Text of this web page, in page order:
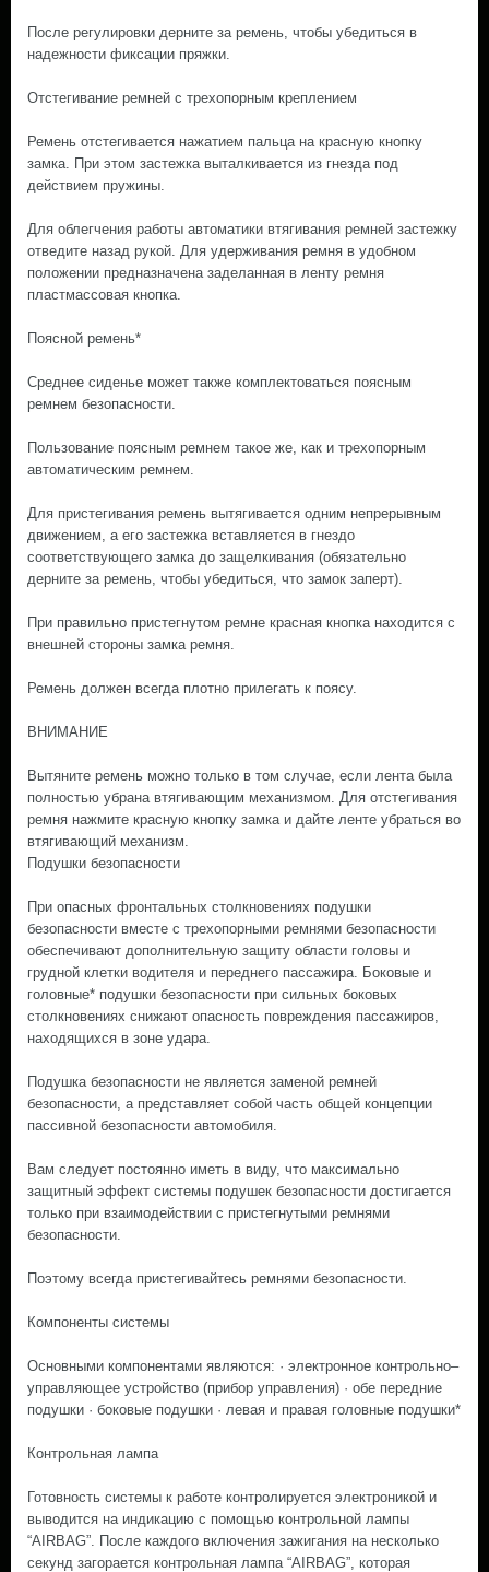
После регулировки дерните за ремень, чтобы убедиться в
надежности фиксации пряжки.
Отстегивание ремней с трехопорным креплением
Ремень отстегивается нажатием пальца на красную кнопку
замка. При этом застежка выталкивается из гнезда под
действием пружины.
Для облегчения работы автоматики втягивания ремней застежку
отведите назад рукой. Для удерживания ремня в удобном
положении предназначена заделанная в ленту ремня
пластмассовая кнопка.
Поясной ремень*
Среднее сиденье может также комплектоваться поясным
ремнем безопасности.
Пользование поясным ремнем такое же, как и трехопорным
автоматическим ремнем.
Для пристегивания ремень вытягивается одним непрерывным
движением, а его застежка вставляется в гнездо
соответствующего замка до защелкивания (обязательно
дерните за ремень, чтобы убедиться, что замок заперт).
При правильно пристегнутом ремне красная кнопка находится с
внешней стороны замка ремня.
Ремень должен всегда плотно прилегать к поясу.
ВНИМАНИЕ
Вытяните ремень можно только в том случае, если лента была
полностью убрана втягивающим механизмом. Для отстегивания
ремня нажмите красную кнопку замка и дайте ленте убраться во
втягивающий механизм.
Подушки безопасности
При опасных фронтальных столкновениях подушки
безопасности вместе с трехопорными ремнями безопасности
обеспечивают дополнительную защиту области головы и
грудной клетки водителя и переднего пассажира. Боковые и
головные* подушки безопасности при сильных боковых
столкновениях снижают опасность повреждения пассажиров,
находящихся в зоне удара.
Подушка безопасности не является заменой ремней
безопасности, а представляет собой часть общей концепции
пассивной безопасности автомобиля.
Вам следует постоянно иметь в виду, что максимально
защитный эффект системы подушек безопасности достигается
только при взаимодействии с пристегнутыми ремнями
безопасности.
Поэтому всегда пристегивайтесь ремнями безопасности.
Компоненты системы
Основными компонентами являются: · электронное контрольно–
управляющее устройство (прибор управления) · обе передние
подушки · боковые подушки · левая и правая головные подушки*
Контрольная лампа
Готовность системы к работе контролируется электроникой и
выводится на индикацию с помощью контрольной лампы
“AIRBAG”. После каждого включения зажигания на несколько
секунд загорается контрольная лампа “AIRBAG”, которая